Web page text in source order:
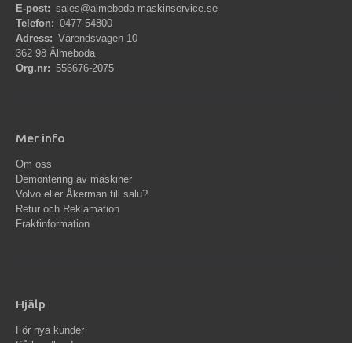
E-post: sales@almeboda-maskinservice.se
Telefon: 0477-54800
Adress: Värendsvägen 10
362 98 Älmeboda
Org.nr: 556676-2075
Mer info
Om oss
Demontering av maskiner
Volvo eller Åkerman till salu?
Retur och Reklamation
Fraktinformation
Hjälp
För nya kunder